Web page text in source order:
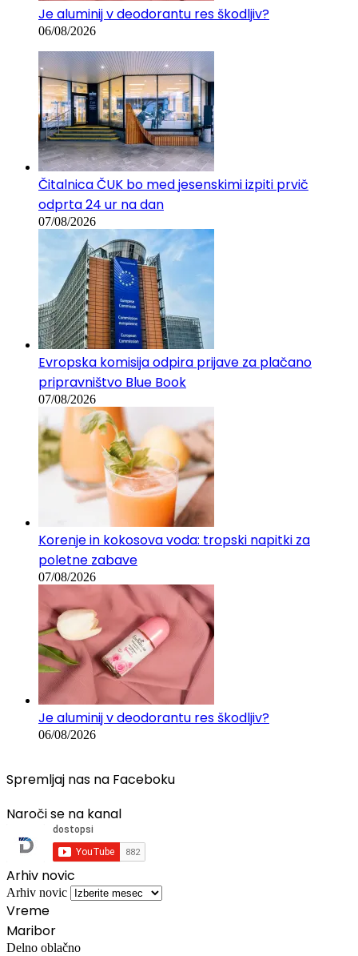
Je aluminij v deodorantu res škodljiv?
06/08/2026
Čitalnica ČUK bo med jesenskimi izpiti prvič
odprta 24 ur na dan
07/08/2026
Evropska komisija odpira prijave za plačano
pripravništvo Blue Book
07/08/2026
Korenje in kokosova voda: tropski napitki za
poletne zabave
07/08/2026
Je aluminij v deodorantu res škodljiv?
06/08/2026
Spremljaj nas na Faceboku
Naroči se na kanal
Arhiv novic
Arhiv novic
Vreme
Maribor
Delno oblačno